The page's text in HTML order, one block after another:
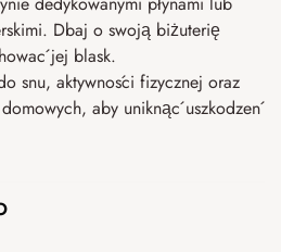
Dbaj o swoją biżuterię
jej blask.
snu, aktywności fizycznej oraz
aby uniknąć uszkodzeń